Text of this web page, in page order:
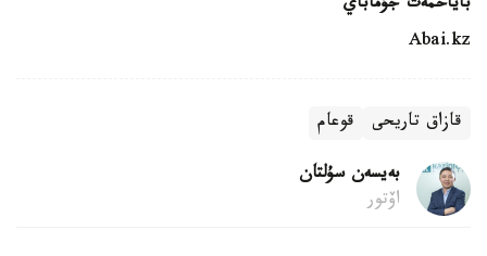
Abai.kz
قازاق تاريحى قوعام
بەيسەن سۇلتان
اۆتور